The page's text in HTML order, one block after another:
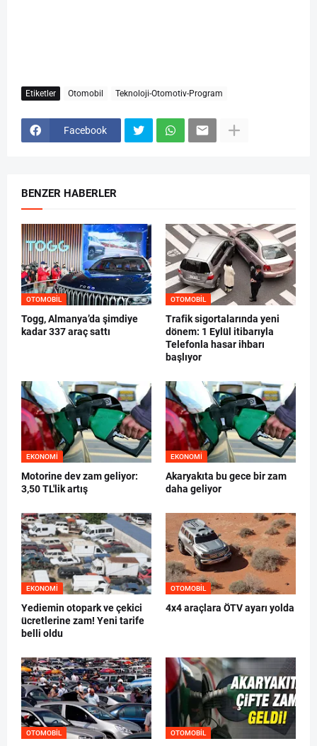
Etiketler Otomobil Teknoloji-Otomotiv-Program
Facebook
BENZER HABERLER
OTOMOBIL
Togg, Almanya’da şimdiye
kadar 337 araç sattı
OTOMOBIL
Trafik sigortalarında yeni
dönem: 1 Eylül itibarıyla
Telefonla hasar ihbarı
başlıyor
EKONOMI
Motorine dev zam geliyor:
3,50 TL'lik artış
EKONOMI
Akaryakıta bu gece bir zam
daha geliyor
EKONOMI
Yediemin otopark ve çekici
ücretlerine zam! Yeni tarife
belli oldu
OTOMOBIL
4x4 araçlara ÖTV ayarı yolda
OTOMOBIL OTOMOBIL